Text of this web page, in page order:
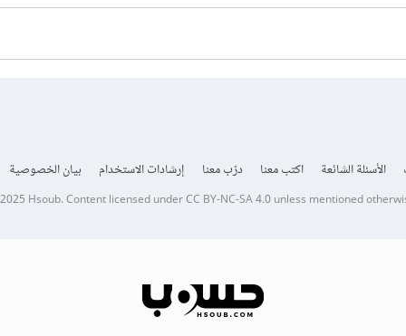
الأسئلة الشائعة اكتب معنا درّب معنا إرشادات الاستخدام بيان الخصوصية
Hsoub.Content licensed underCC BY-NC-SA 4.0unless mentioned